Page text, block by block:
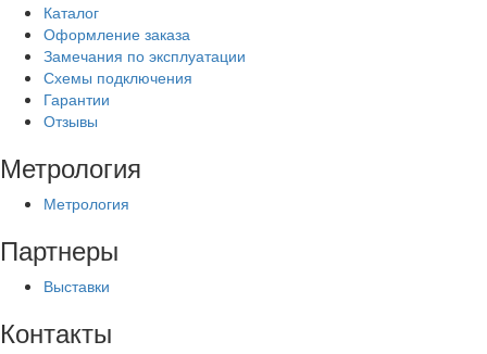
Каталог
Оформление заказа
Замечания по эксплуатации
Схемы подключения
Гарантии
Отзывы
Метрология
Метрология
Партнеры
Выставки
Контакты